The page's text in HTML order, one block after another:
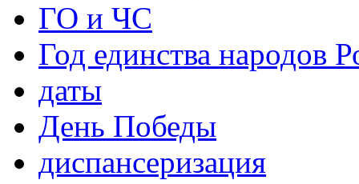
ГО и ЧС
Год единства народов
даты
День Победы
диспансеризация